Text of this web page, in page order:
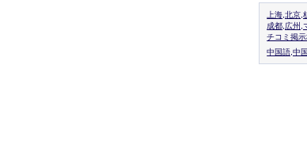
上海,北京,
成都,広州,
チコミ掲示
中国語,中